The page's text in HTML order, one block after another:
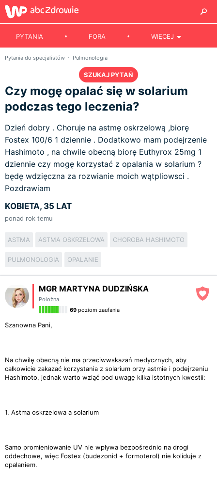
PYTANIA FORA WIĘCEJ
Pytania do specjalistów Pulmonologia
SZUKAJ PYTAŃ
Czy mogę opalać się w solarium
podczas tego leczenia?
Dzień dobry . Choruje na astmę oskrzelową ,biorę
Fostex 100/6 1 dziennie . Dodatkowo mam podejrzenie
Hashimoto , na chwile obecną biorę Euthyrox 25mg 1
dziennie czy mogę korzystać z opalania w solarium ?
będę wdzięczna za rozwianie moich wątpliowsci .
Pozdrawiam
KOBIETA, 35 LAT
ponad rok temu
ASTMA ASTMA OSKRZELOWA CHOROBA HASHIMOTO
PULMONOLOGIA OPALANIE
MGR MARTYNA DUDZIŃSKA
Położna
69 poziom zaufania
Szanowna Pani,
Na chwilę obecną nie ma przeciwwskazań medycznych, aby
całkowicie zakazać korzystania z solarium przy astmie i podejrzeniu
Hashimoto, jednak warto wziąć pod uwagę kilka istotnych kwestii:
1. Astma oskrzelowa a solarium
Samo promieniowanie UV nie wpływa bezpośrednio na drogi
oddechowe, więc Fostex (budezonid + formoterol) nie koliduje z
opalaniem.